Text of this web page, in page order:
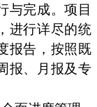
与完成。项目
进行详尽的统
报告，按照既
报、月报及专